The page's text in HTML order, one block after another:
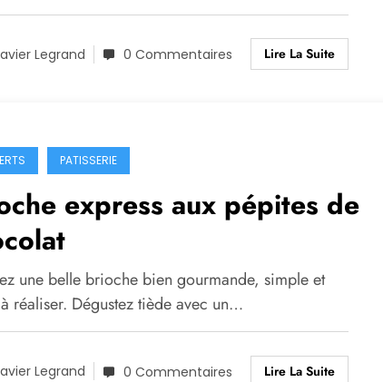
Legrand 0 Commentaires Lire La Suite
PATISSERIE
express aux pépites de
une belle brioche bien gourmande, simple et
réaliser. Dégustez tiède avec un…
Legrand 0 Commentaires Lire La Suite